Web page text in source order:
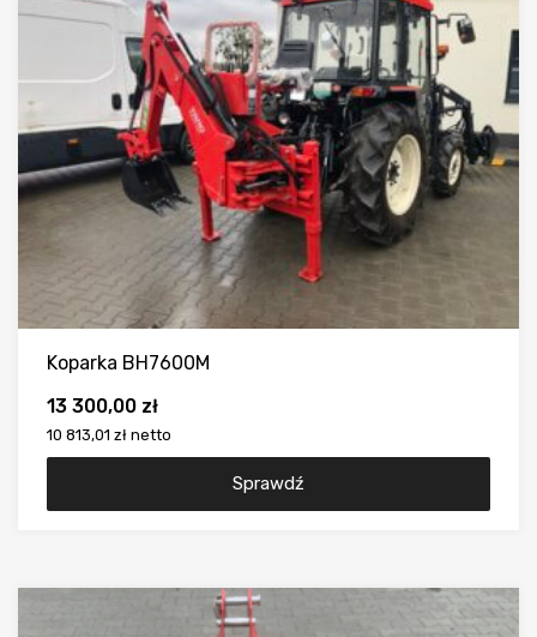
Koparka BH7600M
13 300,00 zł
10 813,01 zł netto
Sprawdź